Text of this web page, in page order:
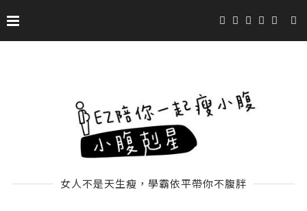
女人不是天生瘦，學霸依平帶你不腹胖